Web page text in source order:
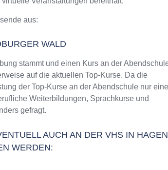
aus:
WALD
stammt und einen Kurs an der
auf die aktuellen Top-Kurse. Da die
der Top-Kurse an der Abendschule nur eine
Weiterbildungen, Sprachkurse und
gefragt.
AUCH AN DER VHS IN HAGEN
WERDEN: